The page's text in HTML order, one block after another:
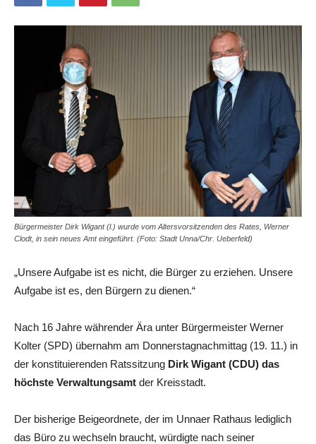
Bürgermeister Dirk Wigant (l.) wurde vom Altersvorsitzenden des Rates, Werner
Clodt, in sein neues Amt eingeführt. (Foto: Stadt Unna/Chr. Ueberfeld)
„Unsere Aufgabe ist es nicht, die Bürger zu erziehen. Unsere
Aufgabe ist es, den Bürgern zu dienen.“
Nach 16 Jahre währender Ära unter Bürgermeister Werner
Kolter (SPD) übernahm am Donnerstagnachmittag (19. 11.) in
der konstituierenden Ratssitzung Dirk Wigant (CDU) das
höchste Verwaltungsamt der Kreisstadt.
Der bisherige Beigeordnete, der im Unnaer Rathaus lediglich
das Büro zu wechseln braucht, würdigte nach seiner